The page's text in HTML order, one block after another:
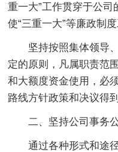
重一大”工作贯穿于公司
使“三重一大”等廉政制
坚持按照集体领导
定的原则，凡属职责范
和大额度资金使用，必
路线方针政策和决议得
二、坚持公司事务
通过各种形式和途